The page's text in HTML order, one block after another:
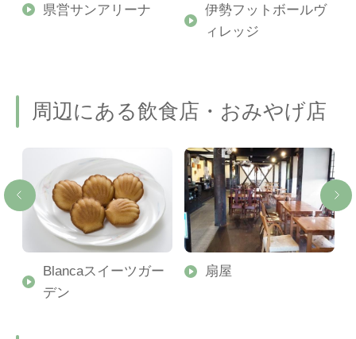
県営サンアリーナ
伊勢フットボールヴ
ィレッジ
周辺にある飲食店・おみやげ店
Blancaスイーツガー
デン
扇屋